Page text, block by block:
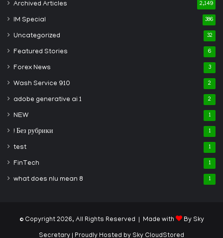
Archived Articles 2,149
IM Special 386
Uncategorized 32
Featured Stories 6
Forex News 3
Wash Service 910 2
adobe generative ai 1 2
NEW 1
! Без рубрики 1
test 1
FinTech 1
what does nlu mean 8 1
© Copyright 2026, All Rights Reserved | Made with By Sky
Secretary | Proudly Hosted by Sky CloudStored